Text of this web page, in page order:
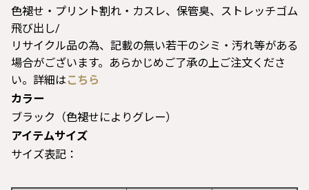
色褪せ・プリント割れ・カスレ、保管臭、ストレッチゴム
飛び出し/
リサイクル品の為、記載の無い若干のシミ・汚れ等がある
場合がございます。あらかじめご了承の上ご注文くださ
い。詳細は こちら
カラー
ブラック（色褪せによりグレー）
アイテムサイズ
サイズ表記：